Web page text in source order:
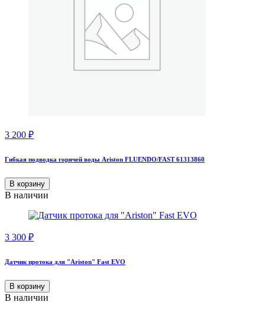
3 200 ₽
Гибкая подводка горячей воды Ariston FLUENDO/FAST 61313860
В корзину
В наличии
3 300 ₽
Датчик протока для "Ariston" Fast EVO
В корзину
В наличии